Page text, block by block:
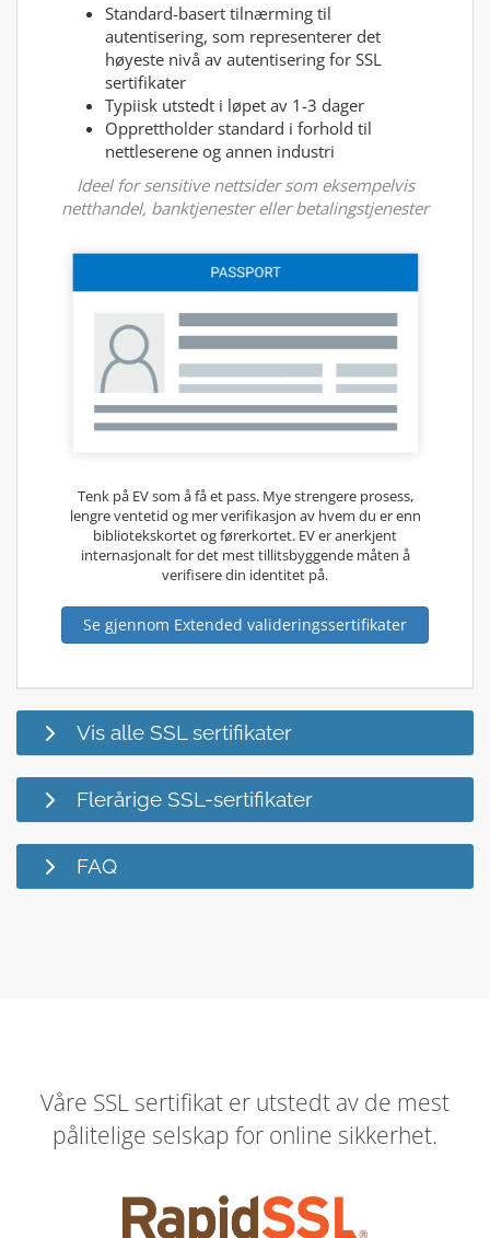
Standard-basert tilnærming til
autentisering, som representerer det
høyeste nivå av autentisering for SSL
sertifikater
Typiisk utstedt i løpet av 1-3 dager
Opprettholder standard i forhold til
nettleserene og annen industri
Ideel for sensitive nettsider som eksempelvis
netthandel, banktjenester eller betalingstjenester
Tenk på EV som å få et pass. Mye strengere prosess,
lengre ventetid og mer verifikasjon av hvem du er enn
bibliotekskortet og førerkortet. EV er anerkjent
internasjonalt for det mest tillitsbyggende måten å
verifisere din identitet på.
Se gjennom Extended valideringssertifikater
Vis alle SSL sertifikater
Flerårige SSL-sertifikater
FAQ
Våre SSL sertifikat er utstedt av de mest
pålitelige selskap for online sikkerhet.